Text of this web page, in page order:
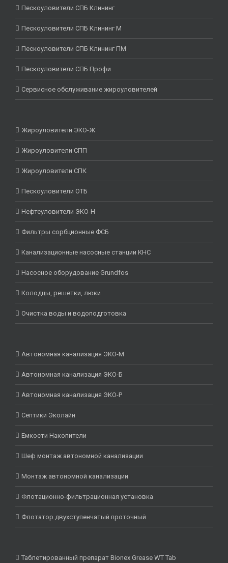
Пескоуловители СПБ Клининг
Пескоуловители СПБ Клининг М
Пескоуловители СПБ Клининг ПМ
Пескоуловители СПБ Профи
Сервисное обслуживание жироуловителей
Жироуловители ЭКО-Ж
Жироуловители СПП
Жироуловители СПК
Пескоуловители ОТБ
Нефтеуловители ЭКО-Н
Фильтры сорбционные ФСБ
Канализационные насосные станции КНС
Насосное оборудование Grundfos
Колодцы, решетки, люки
Очистка воды и водоподготовка
Автономная канализация ЭКО-М
Автономная канализация ЭКО-Б
Автономная канализация ЭКО-Р
Септики Эколайн
Емкости Накопители
Шеф монтаж автономной канализации
Монтаж автономной канализации
Флотационно-фильтрационная установка
Флотатор двухступенчатый проточный
Таблетированный препарат Bionex Grease WT Tab